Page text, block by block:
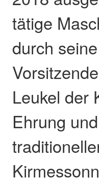
tätige
durch
Leukel der
Ehrung